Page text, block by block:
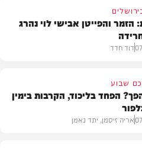
והפייטן אבישי לוי נהרג
דוד חדד
שבוע
הפחד בליכוד, הקרבות בימין
אריה זיסמן, יתד נאמן